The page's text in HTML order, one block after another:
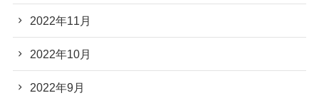
2022年11月
2022年10月
2022年9月